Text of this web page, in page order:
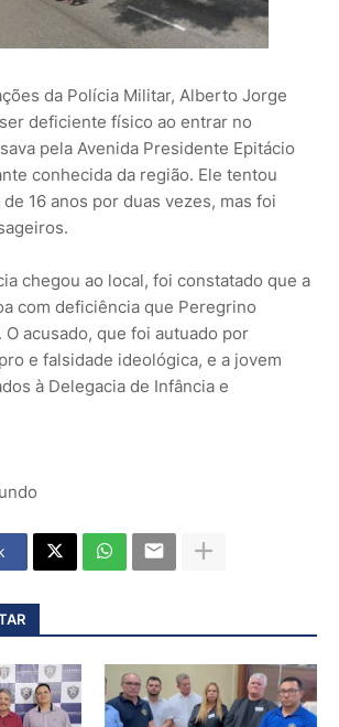
da Polícia Militar, Alberto Jorge
deficiente físico ao entrar no
pela Avenida Presidente Epitácio
conhecida da região. Ele tentou
16 anos por duas vezes, mas foi
chegou ao local, foi constatado que a
com deficiência que Peregrino
O acusado, que foi autuado por
e falsidade ideológica, e a jovem
à Delegacia de Infância e